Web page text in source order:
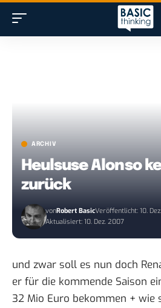
ARCHIV
Heulsuse Alonso
zurück
vonRobert BasicVeröffentlicht: 10.
Aktualisiert: 10. Dez. 2007
und zwar soll es nun doch
er für die kommende Saison
32 Mio Euro bekommen + wie